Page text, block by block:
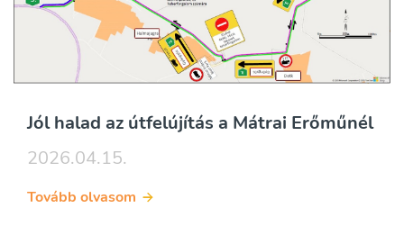
Jól halad az útfelújítás a Mátrai Erőműnél
2026.04.15.
Tovább olvasom